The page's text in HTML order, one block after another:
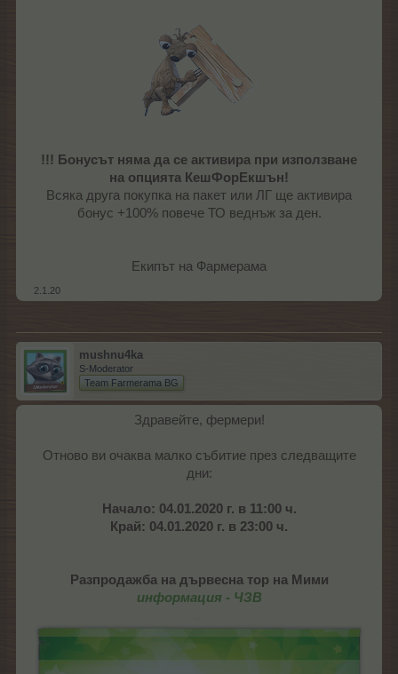
!!! Бонусът няма да се активира при използване
на опцията КешФорЕкшън!
Всяка друга покупка на пакет или ЛГ ще активира
бонус +100% повече ТО веднъж за ден.
Екипът на Фармерама​
2.1.20
mushnu4ka
S-Moderator
Team Farmerama BG
Здравейте, фермери!
Отново ви очаква малко събитие през следващите
дни:
Начало: 04.01.2020 г. в 11:00 ч.
Край: 04.01.2020 г. в 23:00 ч.
Разпродажба на дървесна тор на Мими
информация - ЧЗВ